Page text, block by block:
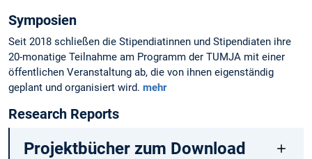
Symposien
Seit 2018 schließen die Stipendiatinnen und Stipendiaten ihre
20-monatige Teilnahme am Programm der TUMJA mit einer
öffentlichen Veranstaltung ab, die von ihnen eigenständig
geplant und organisiert wird. mehr
Research Reports
Projektbücher zum Download